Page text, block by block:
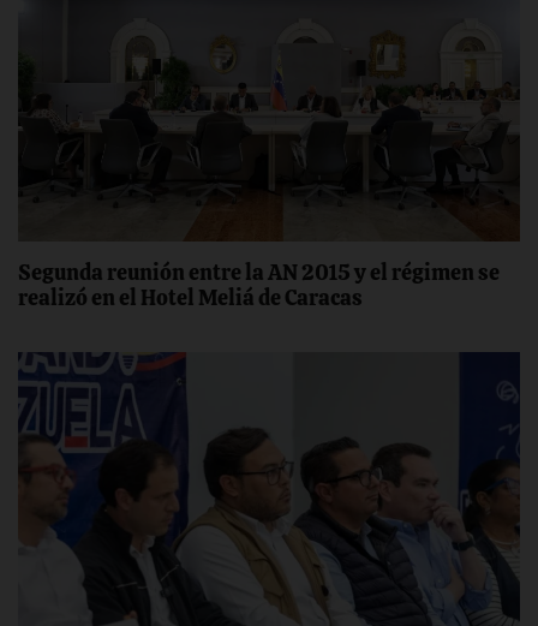
Segunda reunión entre la AN 2015 y el régimen se
realizó en el Hotel Meliá de Caracas